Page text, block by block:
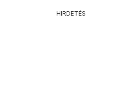
HIRDETÉS